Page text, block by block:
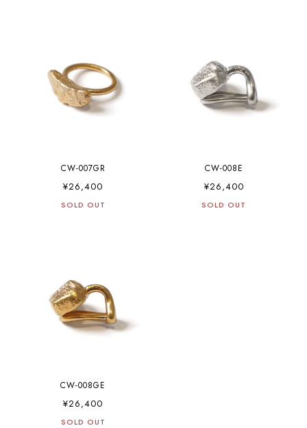
CW-007GR
¥26,400
SOLD OUT
CW-008E
¥26,400
SOLD OUT
CW-008GE
¥26,400
SOLD OUT